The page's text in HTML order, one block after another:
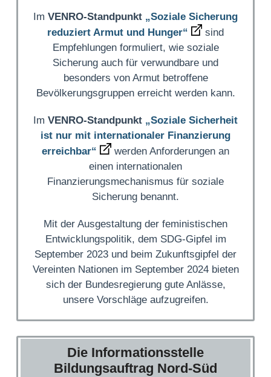
Im VENRO-Standpunkt „Soziale Sicherung
reduziert Armut und Hunger“
sind
Empfehlungen formuliert, wie soziale
Sicherung auch für verwundbare und
besonders von Armut betroffene
Bevölkerungsgruppen erreicht werden kann.
Im VENRO-Standpunkt „Soziale Sicherheit
ist nur mit internationaler Finanzierung
erreichbar“
werden Anforderungen an
einen internationalen
Finanzierungsmechanismus für soziale
Sicherung benannt.
Mit der Ausgestaltung der feministischen
Entwicklungspolitik, dem SDG-Gipfel im
September 2023 und beim Zukunftsgipfel der
Vereinten Nationen im September 2024 bieten
sich der Bundesregierung gute Anlässe,
unsere Vorschläge aufzugreifen.
Die Informationsstelle
Bildungsauftrag Nord-Süd